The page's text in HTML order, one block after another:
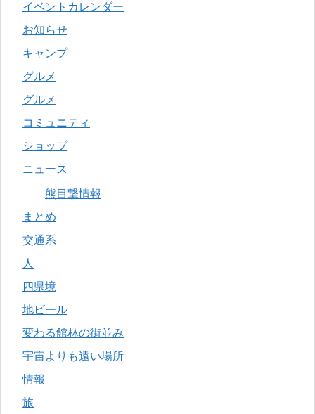
イベントカレンダー
お知らせ
キャンプ
グルメ
グルメ
コミュニティ
ショップ
ニュース
熊目撃情報
まとめ
交通系
人
四県境
地ビール
変わる館林の街並み
宇宙よりも遠い場所
情報
旅